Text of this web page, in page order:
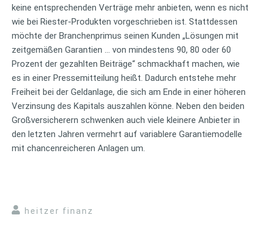
keine entsprechenden Verträge mehr anbieten, wenn es nicht
wie bei Riester-Produkten vorgeschrieben ist. Stattdessen
möchte der Branchenprimus seinen Kunden „Lösungen mit
zeitgemäßen Garantien … von mindestens 90, 80 oder 60
Prozent der gezahlten Beiträge“ schmackhaft machen, wie
es in einer Pressemitteilung heißt. Dadurch entstehe mehr
Freiheit bei der Geldanlage, die sich am Ende in einer höheren
Verzinsung des Kapitals auszahlen könne. Neben den beiden
Großversicherern schwenken auch viele kleinere Anbieter in
den letzten Jahren vermehrt auf variablere Garantiemodelle
mit chancenreicheren Anlagen um.
heitzer finanz